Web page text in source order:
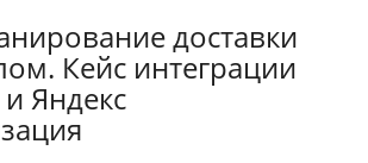
доставки
Кейс интеграции
Яндекс